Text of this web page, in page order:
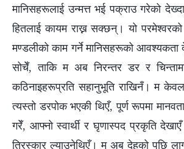
मानिसहरूलाई उन्मत्त भई पक्राउ गरेको
हितलाई कायम राख्न सक्छन्। यो
मण्डलीको काम गर्ने मानिसहरूको
सोचेँ, ताकि म अब निरन्तर डर र
कठिनाइहरूप्रति सहानुभूति राखिनँ। म
त्यस्तो डरपोक भएकी थिएँ, पूर्ण रूपमा
गरेँ, आफ्नो स्वार्थी र घृणास्पद प्रकृति
तिरस्कार ल्याउनेथिएँ। म अब देहको पछि